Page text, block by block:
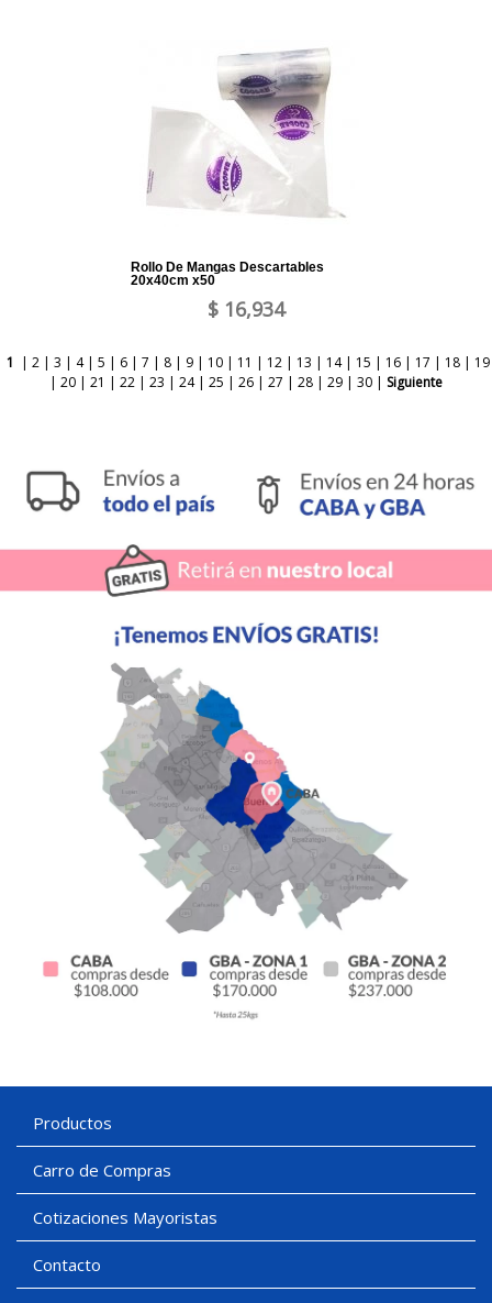
Rollo De Mangas Descartables
20x40cm x50
$ 16,934
1 | 2| 3 | 4| 5 | 6| 7 | 8| 9| 10| 11 | 12| 13 | 14| 15 | 16| 17 | 18| 19
| 20 | 21 | 22 | 23 | 24| 25 | 26 | 27 | 28 | 29 | 30 | Siguiente
Productos
Carro de Compras
Cotizaciones Mayoristas
Contacto